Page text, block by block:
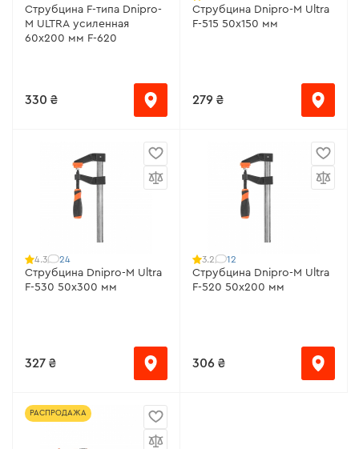
Струбцина F-типа Dnipro-
M ULTRA усиленная
60х200 мм F-620
330 ₴
Струбцина Dnipro-M Ultra
F-515 50х150 мм
279 ₴
4.3 24
Струбцина Dnipro-M Ultra
F-530 50х300 мм
327 ₴
3.2 12
Струбцина Dnipro-M Ultra
F-520 50х200 мм
306 ₴
РАСПРОДАЖА